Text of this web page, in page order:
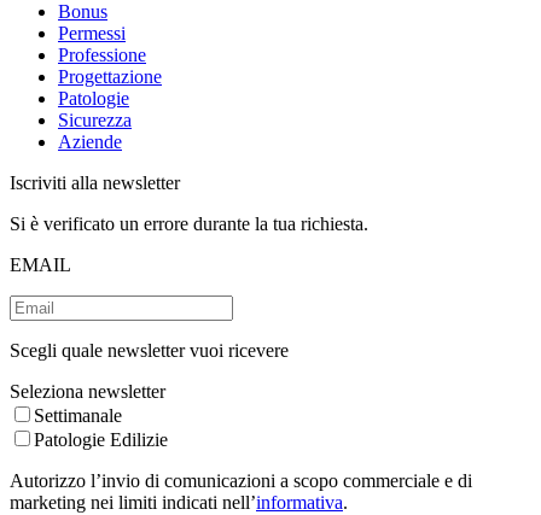
Bonus
Permessi
Professione
Progettazione
Patologie
Sicurezza
Aziende
Iscriviti alla newsletter
Si è verificato un errore durante la tua richiesta.
EMAIL
Scegli quale newsletter vuoi ricevere
Seleziona newsletter
Settimanale
Patologie Edilizie
Autorizzo l’invio di comunicazioni a scopo commerciale e di
marketing nei limiti indicati nell’informativa.